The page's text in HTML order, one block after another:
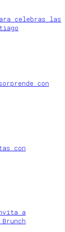
celebras las
con
con
a